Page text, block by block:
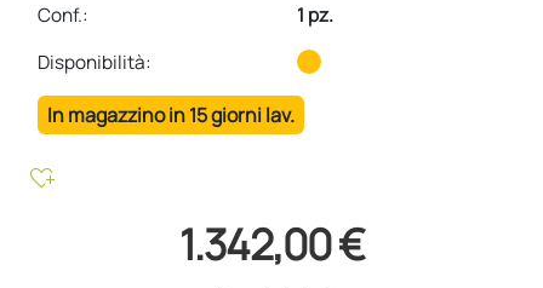
Conf.:
1 pz.
Disponibilità:
In magazzino in 15 giorni lav.
heart_plus
1.342,00 €